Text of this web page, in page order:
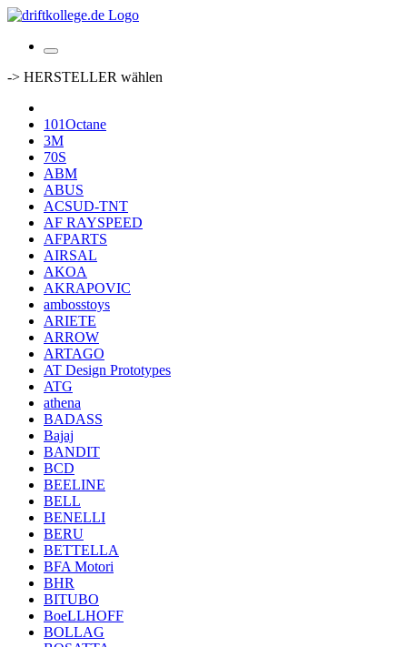
-> HERSTELLER wählen
101Octane
3M
70S
ABM
ABUS
ACSUD-TNT
AF RAYSPEED
AFPARTS
AIRSAL
AKOA
AKRAPOVIC
ambosstoys
ARIETE
ARROW
ARTAGO
AT Design Prototypes
ATG
athena
BADASS
Bajaj
BANDIT
BCD
BEELINE
BELL
BENELLI
BERU
BETTELLA
BFA Motori
BHR
BITUBO
BoeLLHOFF
BOLLAG